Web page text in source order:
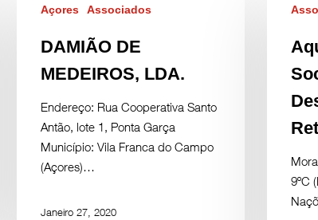
Açores Associados
DAMIÃO DE
MEDEIROS, LDA.
Endereço: Rua Cooperativa Santo
Antão, lote 1, Ponta Garça
Município: Vila Franca do Campo
(Açores)…
Janeiro 27, 2020
9ºC